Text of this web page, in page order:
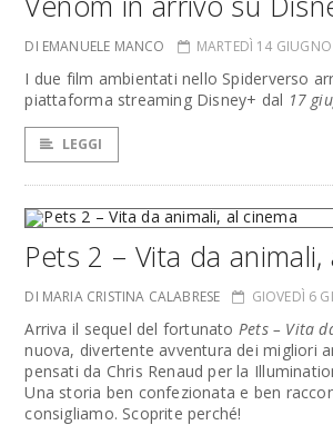
DI EMANUELE MANCO MARTEDÌ 14
I due film ambientati nello Spiderverso
piattaforma streaming Disney+ dal 17
LEGGI
Pets 2 – Vita da animali,
DI MARIA CRISTINA CALABRESE GIOVEDÌ 6
Arriva il sequel del fortunato Pets – Vita
nuova, divertente avventura dei migliori
pensati da Chris Renaud per la
Una storia ben confezionata e ben
consigliamo. Scoprite perché!